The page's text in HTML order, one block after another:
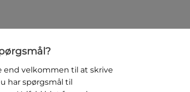
end velkommen til at skrive
har spørgsmål til